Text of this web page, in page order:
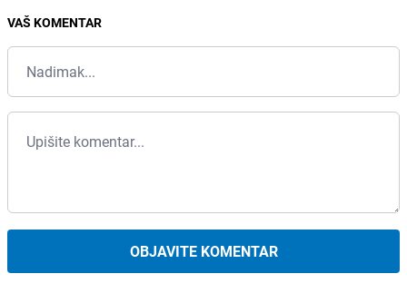
VAŠ KOMENTAR
OBJAVITE KOMENTAR